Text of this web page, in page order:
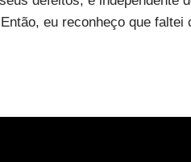
eu reconheço que